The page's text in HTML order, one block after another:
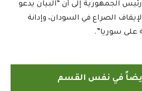
الجمهورية إلى أن “البيان يدعو
الصراع في السودان، وإدانة
على سوريا”.
أيضاً في نفس القسم